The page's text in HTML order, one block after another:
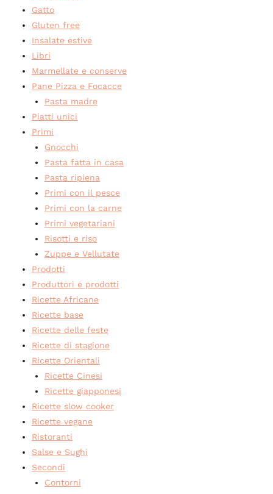
Gatto
Gluten free
Insalate estive
Libri
Marmellate e conserve
Pane Pizza e Focacce
Pasta madre
Piatti unici
Primi
Gnocchi
Pasta fatta in casa
Pasta ripiena
Primi con il pesce
Primi con la carne
Primi vegetariani
Risotti e riso
Zuppe e Vellutate
Prodotti
Produttori e prodotti
Ricette Africane
Ricette base
Ricette delle feste
Ricette di stagione
Ricette Orientali
Ricette Cinesi
Ricette giapponesi
Ricette slow cooker
Ricette vegane
Ristoranti
Salse e Sughi
Secondi
Contorni